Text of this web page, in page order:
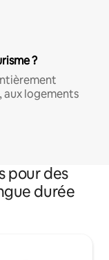
?
aux logements
pour des
durée